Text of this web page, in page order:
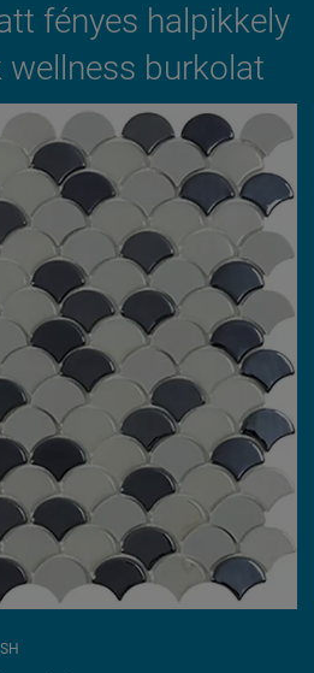
fényes halpikkely
burkolat